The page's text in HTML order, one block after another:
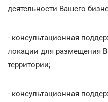
деятельности Вашего
- консультационная
локации для размещения
территории;
- консультационная